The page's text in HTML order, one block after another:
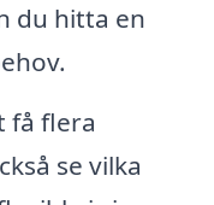
du hitta en
få flera
se vilka